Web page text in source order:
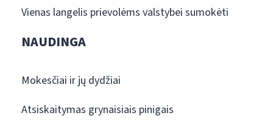
Vienas langelis prievolėms valstybei sumokėti
NAUDINGA
Mokesčiai ir jų dydžiai
Atsiskaitymas grynaisiais pinigais